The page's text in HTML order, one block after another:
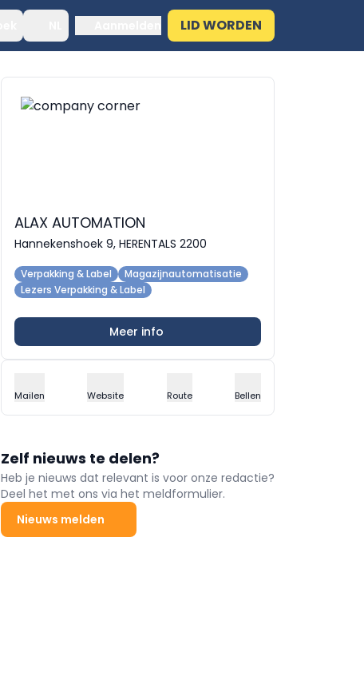
LID WORDEN
ALAX AUTOMATION
Hannekenshoek 9, HERENTALS 2200
Verpakking & Label
Magazijnautomatisatie
Lezers Verpakking & Label
Meer info
Mailen Website Route Bellen
Zelf nieuws te delen?
Heb je nieuws dat relevant is voor onze redactie?
Deel het met ons via het meldformulier.
Nieuws melden